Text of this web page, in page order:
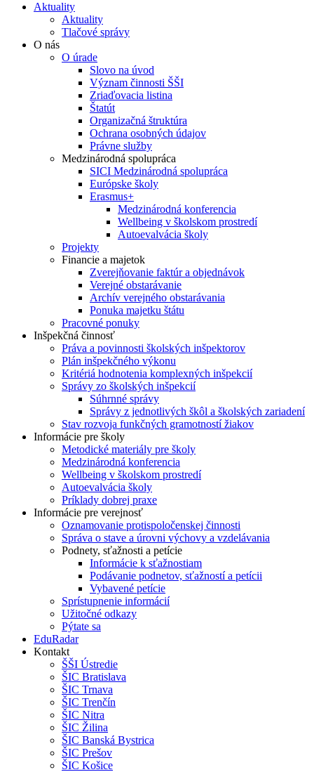
Aktuality
Aktuality
Tlačové správy
O nás
O úrade
Slovo na úvod
Význam činnosti ŠŠI
Zriaďovacia listina
Štatút
Organizačná štruktúra
Ochrana osobných údajov
Právne služby
Medzinárodná spolupráca
SICI Medzinárodná spolupráca
Európske školy
Erasmus+
Medzinárodná konferencia
Wellbeing v školskom prostredí
Autoevalvácia školy
Projekty
Financie a majetok
Zverejňovanie faktúr a objednávok
Verejné obstarávanie
Archív verejného obstarávania
Ponuka majetku štátu
Pracovné ponuky
Inšpekčná činnosť
Práva a povinnosti školských inšpektorov
Plán inšpekčného výkonu
Kritériá hodnotenia komplexných inšpekcií
Správy zo školských inšpekcií
Súhrnné správy
Správy z jednotlivých škôl a školských zariadení
Stav rozvoja funkčných gramotností žiakov
Informácie pre školy
Metodické materiály pre školy
Medzinárodná konferencia
Wellbeing v školskom prostredí
Autoevalvácia školy
Príklady dobrej praxe
Informácie pre verejnosť
Oznamovanie protispoločenskej činnosti
Správa o stave a úrovni výchovy a vzdelávania
Podnety, sťažnosti a petície
Informácie k sťažnostiam
Podávanie podnetov, sťažností a petícii
Vybavené petície
Sprístupnenie informácií
Užitočné odkazy
Pýtate sa
EduRadar
Kontakt
ŠŠI Ústredie
ŠIC Bratislava
ŠIC Trnava
ŠIC Trenčín
ŠIC Nitra
ŠIC Žilina
ŠIC Banská Bystrica
ŠIC Prešov
ŠIC Košice